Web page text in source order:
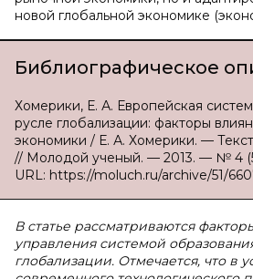
новой глобальной экономике
Библиографическое
Хомерики, Е. А. Европейская
русле глобализации: факторы
экономики / Е. А. Хомерики. —
// Молодой ученый. — 2013. — № 4
URL: https://moluch.ru/archive/51/
В статье рассматриваются
управления системой
глобализации. Отмечается, что в